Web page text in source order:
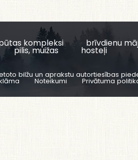
kompleksi brīvdienu
pilis, muižas hosteļi
bilžu un aprakstu autortiesības
Noteikumi Privātuma